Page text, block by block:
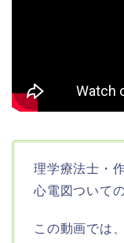
理学療法士・
心電図ついて
この動画では